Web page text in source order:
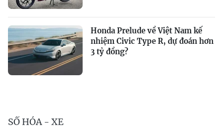
Honda Prelude về Việt Nam kế
nhiệm Civic Type R, dự đoán hơn
3 tỷ đồng?
SỐ HÓA - XE